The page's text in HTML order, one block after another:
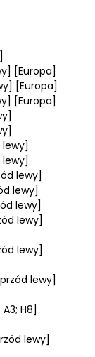
[Europa]
[Europa]
[Europa]
lewy]
lewy]
lewy]
lewy]
lewy]
lewy]
lewy]
lewy]
A3; H8]
lewy]